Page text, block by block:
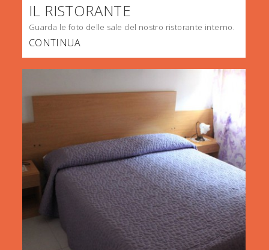
IL RISTORANTE
Guarda le foto delle sale del nostro ristorante interno.
CONTINUA